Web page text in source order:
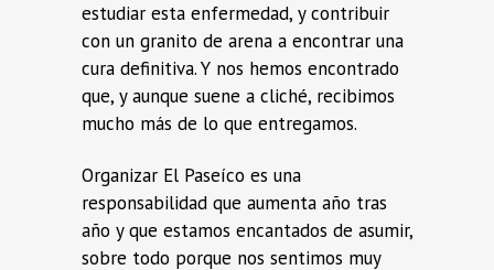
estudiar esta enfermedad, y contribuir
con un granito de arena a encontrar una
cura definitiva. Y nos hemos encontrado
que, y aunque suene a cliché, recibimos
mucho más de lo que entregamos.
Organizar El Paseíco es una
responsabilidad que aumenta año tras
año y que estamos encantados de asumir,
sobre todo porque nos sentimos muy